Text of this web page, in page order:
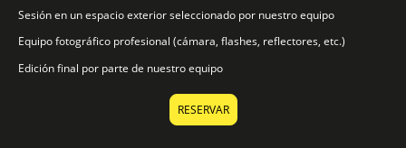
Sesión en un espacio exterior seleccionado por nuestro equipo
Equipo fotográfico profesional (cámara, flashes, reflectores, etc.)
Edición final por parte de nuestro equipo
RESERVAR